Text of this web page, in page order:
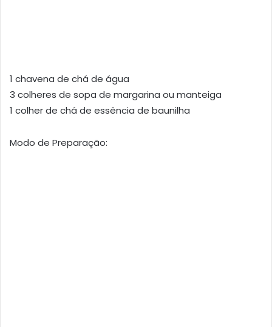
1 chavena de chá de água
3 colheres de sopa de margarina ou manteiga
1 colher de chá de essência de baunilha
Modo de Preparação: